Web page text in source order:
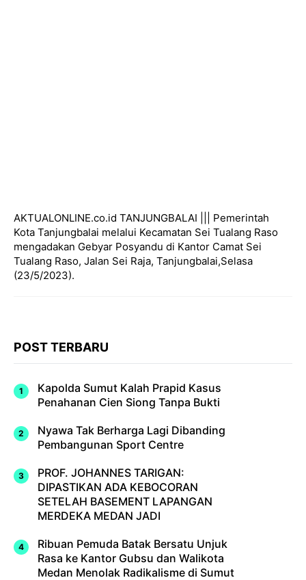
AKTUALONLINE.co.id TANJUNGBALAI ||| Pemerintah
Kota Tanjungbalai melalui Kecamatan Sei Tualang Raso
mengadakan Gebyar Posyandu di Kantor Camat Sei
Tualang Raso, Jalan Sei Raja, Tanjungbalai,Selasa
(23/5/2023).
POST TERBARU
Kapolda Sumut Kalah Prapid Kasus
Penahanan Cien Siong Tanpa Bukti
Nyawa Tak Berharga Lagi Dibanding
Pembangunan Sport Centre
PROF. JOHANNES TARIGAN:
DIPASTIKAN ADA KEBOCORAN
SETELAH BASEMENT LAPANGAN
MERDEKA MEDAN JADI
Ribuan Pemuda Batak Bersatu Unjuk
Rasa ke Kantor Gubsu dan Walikota
Medan Menolak Radikalisme di Sumut